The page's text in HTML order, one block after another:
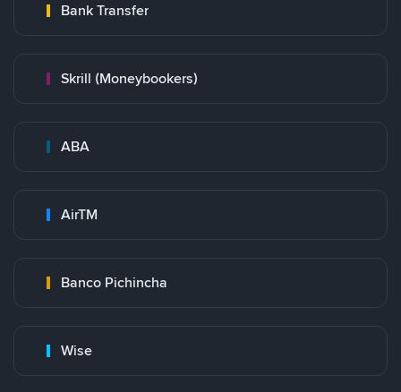
Bank Transfer
Skrill (Moneybookers)
ABA
AirTM
Banco Pichincha
Wise